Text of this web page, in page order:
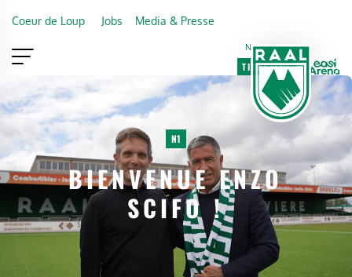
Coeur de Loup Jobs Media & Presse
Newsletter
TICKETING
VIP
FAN SHOP
N1
BIENVENUE ENZO
SCIFO !